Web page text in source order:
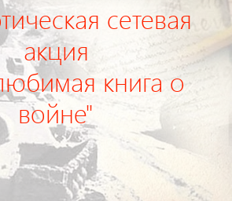
сетевая
акция
книга о
войне"